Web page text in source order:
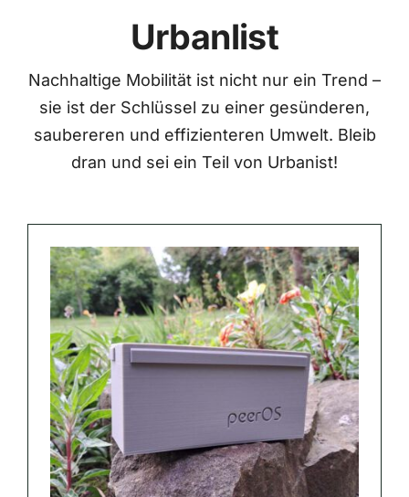
Urbanlist
Nachhaltige Mobilität ist nicht nur ein Trend –
sie ist der Schlüssel zu einer gesünderen,
saubereren und effizienteren Umwelt. Bleib
dran und sei ein Teil von Urbanist!